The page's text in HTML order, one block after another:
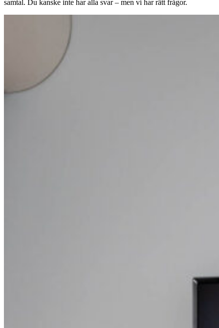
samtal. Du kanske inte har alla svar – men vi har rätt frågor.